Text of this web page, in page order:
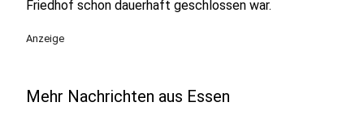
Friedhof schon dauerhaft geschlossen war.
Anzeige
Mehr Nachrichten aus Essen